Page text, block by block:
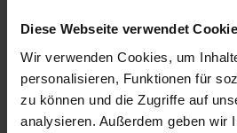
Diese Webseite verwendet
Wir verwenden Cookies, um
personalisieren, Funktionen für
zu können und die Zugriffe auf
analysieren. Außerdem geben wir
Add to Wish List
Delivery cost notice